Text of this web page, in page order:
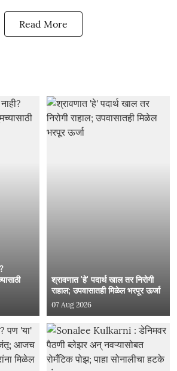
Read More
श्रावणात 'हे' पदार्थ खाल तर निरोगी
राहाल; उपवासातही मिळेल भरपूर ऊर्जा
07 Aug 2026